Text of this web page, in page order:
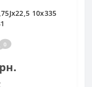
10x335
0